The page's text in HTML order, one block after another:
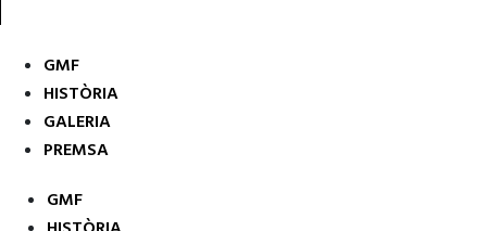
GMF
HISTÒRIA
GALERIA
PREMSA
GMF